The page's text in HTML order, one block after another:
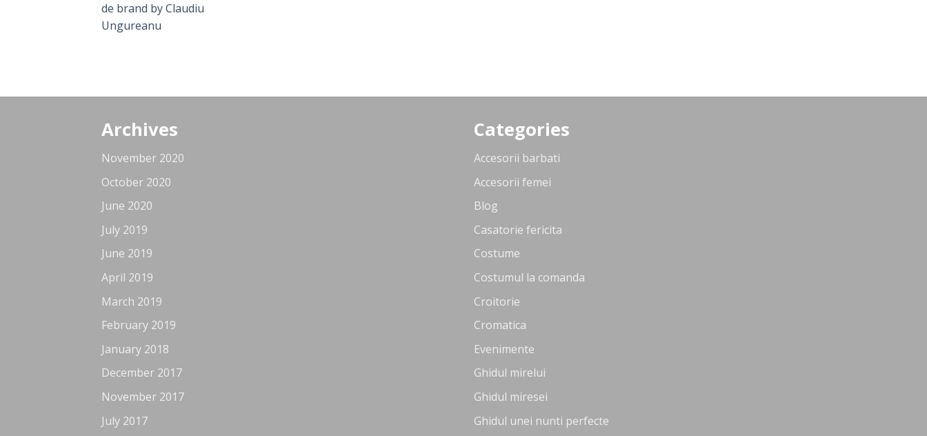
de brand by Claudiu
Ungureanu
Archives
November 2020
October 2020
June 2020
July 2019
June 2019
April 2019
March 2019
February 2019
January 2018
December 2017
November 2017
July 2017
Categories
Accesorii barbati
Accesorii femei
Blog
Casatorie fericita
Costume
Costumul la comanda
Croitorie
Cromatica
Evenimente
Ghidul mirelui
Ghidul miresei
Ghidul unei nunti perfecte